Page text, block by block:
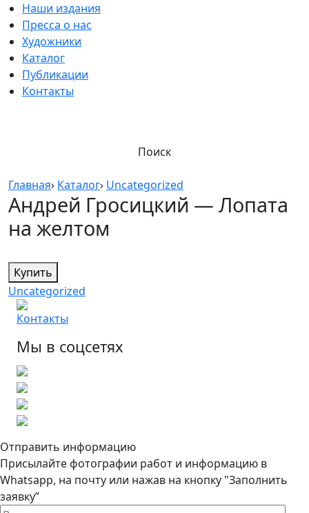
Наши издания
Пресса о нас
Художники
Каталог
Публикации
Контакты
Поиск
Главная› Каталог› Uncategorized
Андрей Гросицкий — Лопата
на желтом
Купить
Uncategorized
Контакты
Мы в соцсетях
Отправить информацию
Присылайте фотографии работ и информацию в
Whatsapp, на почту или нажав на кнопку "Заполнить
заявку”